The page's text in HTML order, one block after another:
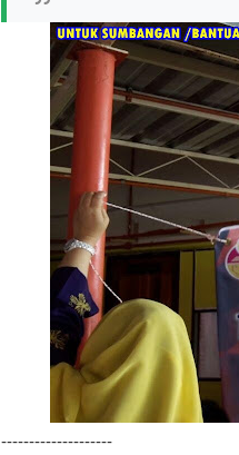
--------------------